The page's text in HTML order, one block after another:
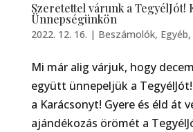
Szeretettel várunk a TegyélJót!
Ünnepségünkön
2022. 12. 16. | Beszámolók, Egyéb,
Mi már alig várjuk, hogy
együtt ünnepeljük a
a Karácsonyt! Gyere és éld át
ajándékozás örömét a